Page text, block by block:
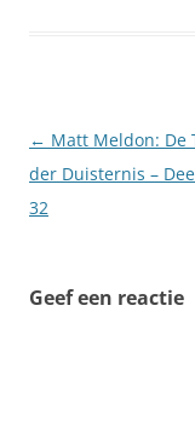
Berichtnavigatie
← Matt Meldon: De
der Duisternis –
32
Geef een reactie